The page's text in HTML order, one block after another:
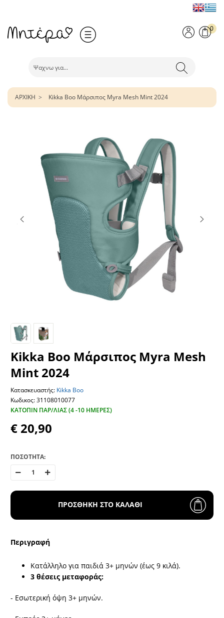
0
ΑΡΧΙΚΗ Kikka Boo Μάρσιπος Myra Mesh Mint 2024
Kikka Boo Μάρσιπος Myra Mesh
Mint 2024
Κατασκευαστής: Kikka Boo
Κωδικος: 31108010077
ΚΑΤΌΠΙΝ ΠΑΡ/ΛΊΑΣ (4 -10 ΗΜΈΡΕΣ)
€ 20,90
ΠΟΣΟΤΗΤΑ:
ΠΡΟΣΘΗΚΗ ΣΤΟ ΚΑΛΑΘΙ
Περιγραφή
Κατάλληλο για παιδιά 3+ μηνών (έως 9 κιλά).
3 θέσεις μεταφοράς:
- Εσωτερική όψη 3+ μηνών.